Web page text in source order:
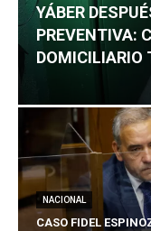
YÁBER
PREVENTIVA:
DOMICILIARIO
NACIONAL
CASO FIDEL